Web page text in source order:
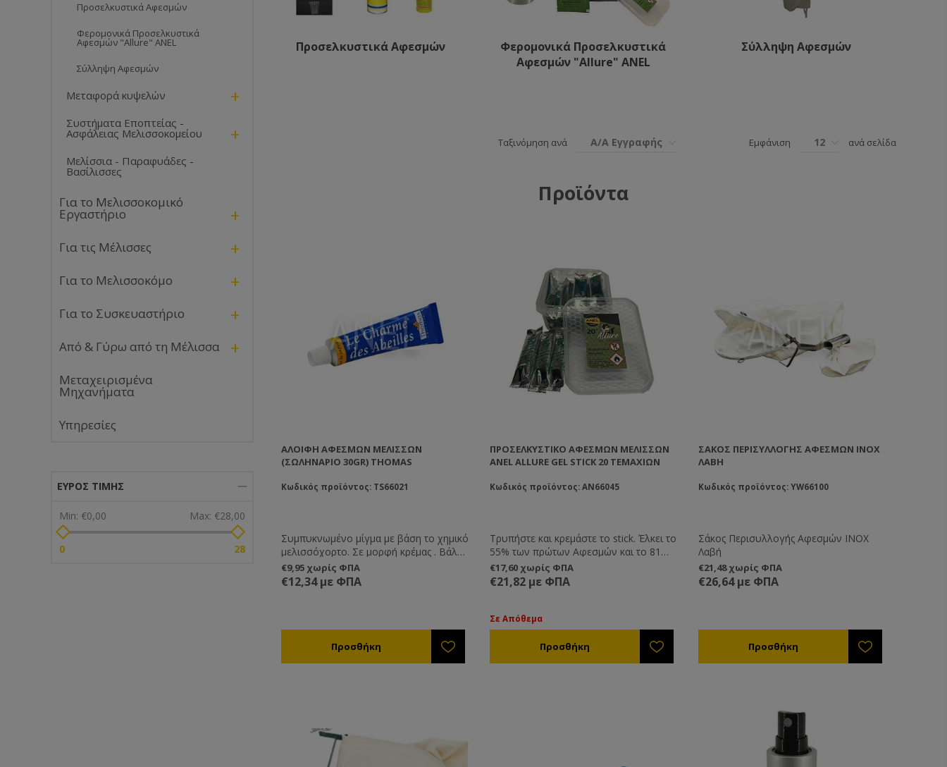
Προσελκυστικά Αφεσμών
Φερομονικά Προσελκυστικά
Αφεσμών "Allure" ANEL
Σύλληψη Αφεσμών
Ταξινόμηση ανά Α/Α Εγγραφής Εμφάνιση 12 ανά σελίδα
Προϊόντα
ΑΛΟΙΦΉ ΑΦΕΣΜΏΝ ΜΕΛΙΣΣΏΝ
(ΣΩΛΗΝΆΡΙΟ 30GR) THOMAS
Κωδικός προϊόντος: TS66021
Συμπυκνωμένο μίγμα με βάση το χημικό
μελισσόχορτο. Σε μορφή κρέμας . Βάλτε
μία κουταλιά του γλυκού σε
οποιοδήποτε σημείο και ένα μεγάλο
μέρος των αφεσμών θα προσελκυσθεί
€9,95 χωρίς ΦΠΑ
€12,34 με ΦΠΑ
ΠΡΟΣΕΛΚΥΣΤΙΚΌ ΑΦΕΣΜΏΝ ΜΕΛΙΣΣΏΝ
ANEL ALLURE GEL STICK 20 ΤΕΜΑΧΊΩΝ
Κωδικός προϊόντος: AN66045
Τρυπήστε και κρεμάστε το stick. Έλκει το
55% των πρώτων Αφεσμών και το 81%
των δεύτερων. Διάρκεια Δράσης εώς και
4 μήνες. Έλκει τους αφεσμούς που θα
περάσουν σε ακτίνα 25 μέτρα από αυτό.
αφεσμών τα σμήνη εγκαθίστανται
μόνιμα στις παγίδες.
€17,60 χωρίς ΦΠΑ
€21,82 με ΦΠΑ
Σε Απόθεμα
ΣΆΚΟΣ ΠΕΡΙΣΥΛΛΟΓΉΣ ΑΦΕΣΜΏΝ ΙΝΟΧ
ΛΑΒΉ
Κωδικός προϊόντος: YW66100
Σάκος Περισυλλογής Αφεσμών ΙΝΟΧ
Λαβή
€21,48 χωρίς ΦΠΑ
€26,64 με ΦΠΑ
Προσελκυστικά Αφεσμών
Φερομονικά Προσελκυστικά
Αφεσμών "Allure" ANEL
Σύλληψη Αφεσμών
Μεταφορά κυψελών +
Συστήματα Εποπτείας -
Ασφάλειας Μελισσοκομείου +
Μελίσσια - Παραφυάδες -
Βασίλισσες
Για το Μελισσοκομικό
Εργαστήριο +
Για τις Μέλισσες +
Για το Μελισσοκόμο +
Για το Συσκευαστήριο +
Από & Γύρω από τη Μέλισσα +
Μεταχειρισμένα
Μηχανήματα
Υπηρεσίες
ΕΎΡΟΣ ΤΙΜΉΣ
Min: €0,00 Max: €28,00
0 28